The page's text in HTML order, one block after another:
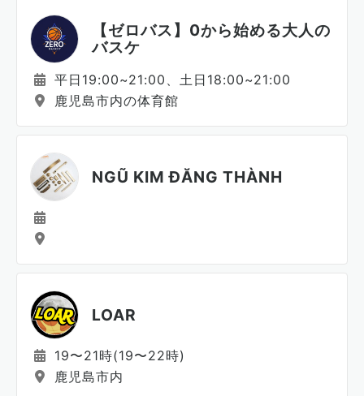
【ゼロバス】0から始める大人の
バスケ
平日19:00~21:00、土日18:00~21:00
鹿児島市内の体育館
NGŨ KIM ĐĂNG THÀNH
LOAR
19〜21時(19〜22時)
鹿児島市内